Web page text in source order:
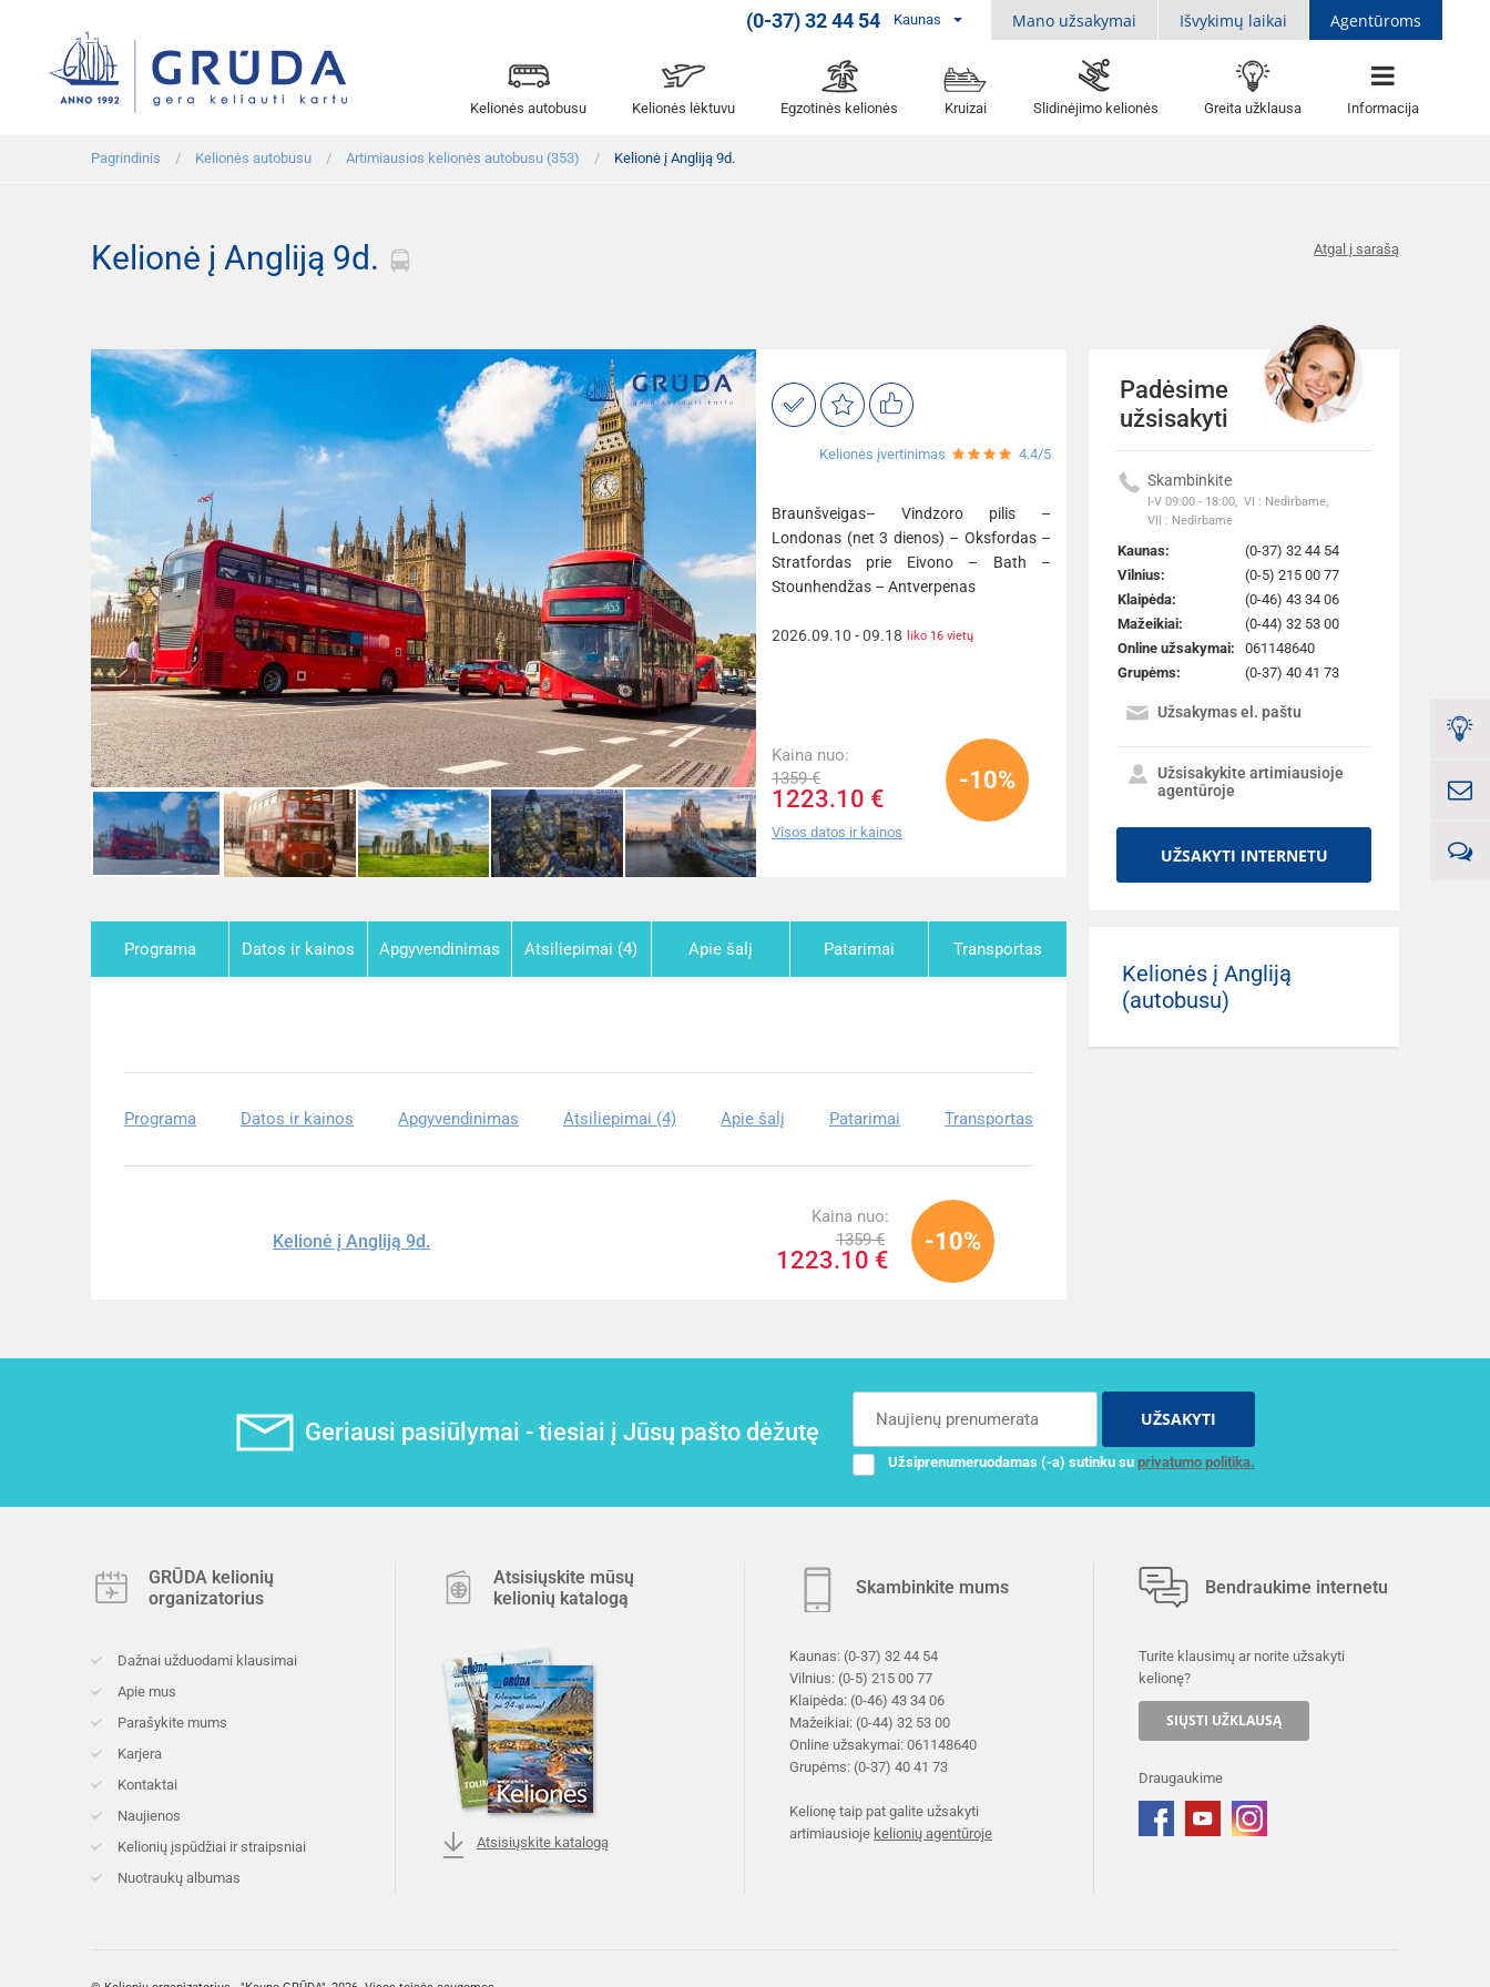
(0-37) 32 44 54 Kaunas Mano užsakymai Išvykimų laikai Agentūroms
Kelionės autobusu Kelionės lėktuvu Egzotinės kelionės Kruizai Slidinėjimo kelionės Greita užklausa Informacija
Pagrindinis Kelionės autobusu Artimiausios kelionės autobusu (353) Kelionė į Angliją 9d.
Atgal į sarašą
Kelionė į Angliją 9d.
Kelionės įvertinimas 4.4/5
Braunšveigas– Vindzoro pilis –
Londonas (net 3 dienos) – Oksfordas –
Stratfordas prie Eivono – Bath –
Stounhendžas – Antverpenas
2026.09.10 - 09.18 liko 16 vietų
Kaina nuo:
1359 €
1223.10 €
-10%
Visos datos ir kainos
Programa Datos ir kainos Apgyvendinimas Atsiliepimai (4) Apie šalį Patarimai Transportas
Programa Datos ir kainos Apgyvendinimas Atsiliepimai (4) Apie šalį Patarimai Transportas
Kelionė į Angliją 9d.
Kaina nuo:
1359 €
1223.10 €
-10%
Padėsime
užsisakyti
Skambinkite
I-V 09:00 - 18:00, VI : Nedirbame,
VII : Nedirbame
Kaunas:
(0-37) 32 44 54
Vilnius:
(0-5) 215 00 77
Klaipėda:
(0-46) 43 34 06
Mažeikiai:
(0-44) 32 53 00
Online užsakymai:
061148640
Grupėms:
(0-37) 40 41 73
Užsakymas el. paštu
Užsisakykite artimiausioje
agentūroje
UŽSAKYTI INTERNETU
Kelionės į Angliją
(autobusu)
Geriausi pasiūlymai - tiesiai į Jūsų pašto dėžutę UŽSAKYTI
Užsiprenumeruodamas (-a) sutinku su privatumo politika.
GRŪDA kelionių
organizatorius
Dažnai užduodami klausimai
Apie mus
Parašykite mums
Karjera
Kontaktai
Naujienos
Kelionių įspūdžiai ir straipsniai
Nuotraukų albumas
Atsisiųskite mūsų
kelionių katalogą
Atsisiųskite katalogą
Skambinkite mums
Kaunas: (0-37) 32 44 54
Vilnius: (0-5) 215 00 77
Klaipėda: (0-46) 43 34 06
Mažeikiai: (0-44) 32 53 00
Online užsakymai: 061148640
Grupėms: (0-37) 40 41 73
Kelionę taip pat galite užsakyti
artimiausioje kelionių agentūroje
Bendraukime internetu
Turite klausimų ar norite užsakyti
kelionę?
SIŲSTI UŽKLAUSĄ
Draugaukime